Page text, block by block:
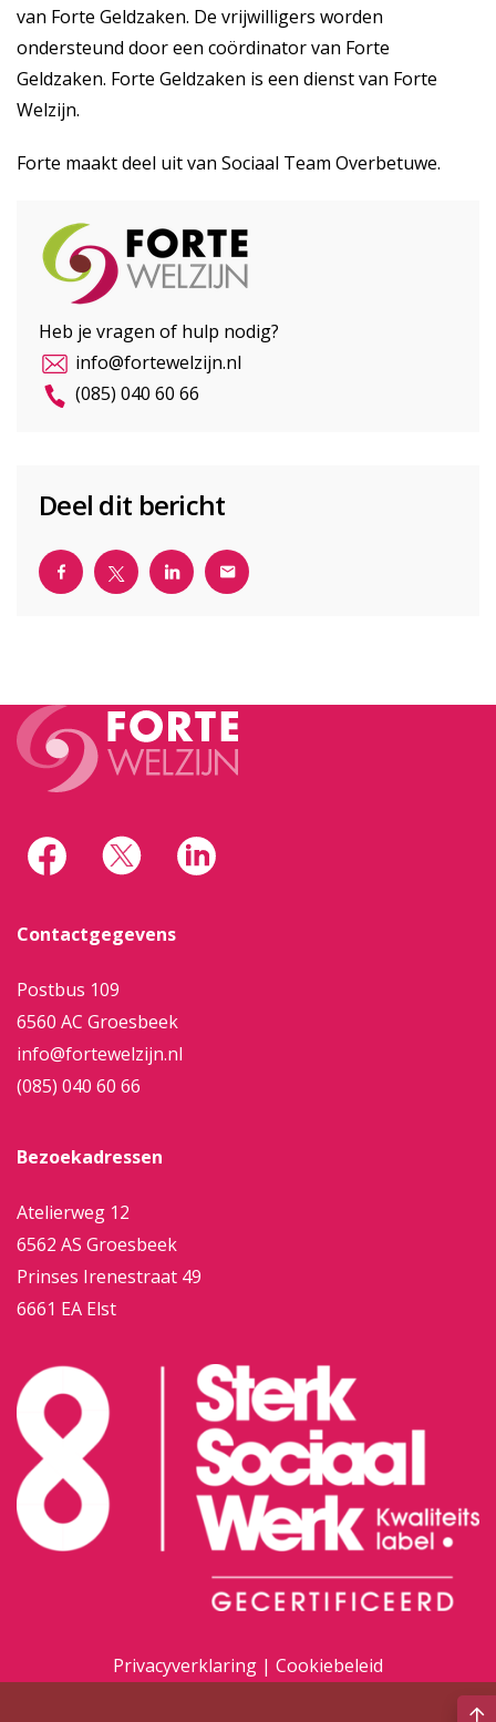
van Forte Geldzaken. De vrijwilligers worden
ondersteund door een coördinator van Forte
Geldzaken. Forte Geldzaken is een dienst van Forte
Welzijn.
Forte maakt deel uit van Sociaal Team Overbetuwe.
Heb je vragen of hulp nodig?
info@fortewelzijn.nl
(085) 040 60 66
Deel dit bericht
Contactgegevens
Postbus 109
6560 AC Groesbeek
info@fortewelzijn.nl
(085) 040 60 66
Bezoekadressen
Atelierweg 12
6562 AS Groesbeek
Prinses Irenestraat 49
6661 EA Elst
Privacyverklaring | Cookiebeleid